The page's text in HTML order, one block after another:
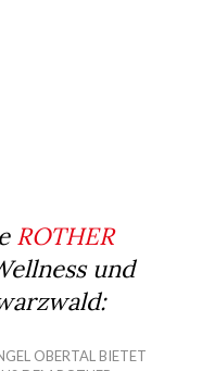
ROTHER
und
:
OBERTAL BIETET